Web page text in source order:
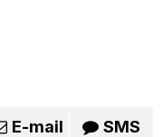
E-mail SMS